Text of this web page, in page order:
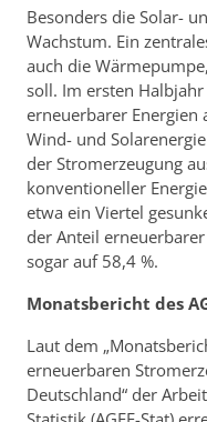
Besonders die Solar-
Wachstum. Ein
auch die
soll. Im ersten
erneuerbarer Energien
Wind- und
der Stromerzeugung
konventioneller
etwa ein Viertel
der Anteil
sogar auf 58,4 %.
Monatsbericht des
Laut dem
erneuerbaren
Deutschland“ der